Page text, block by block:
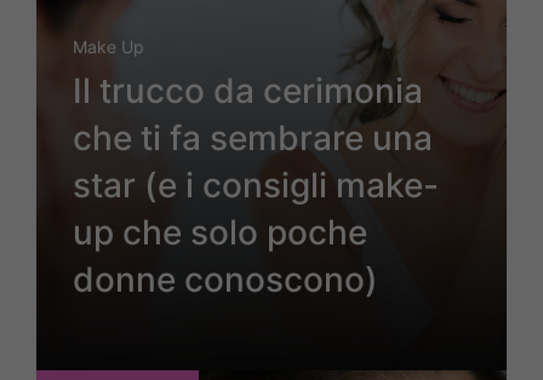
Make Up
Il trucco da cerimonia
che ti fa sembrare una
star (e i consigli make-
up che solo poche
donne conoscono)